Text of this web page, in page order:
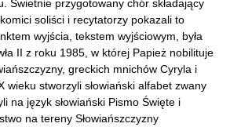
Świetnie przygotowany chór składający
soliści i recytatorzy pokazali to
wyjścia, tekstem wyjściowym, była
II z roku 1985, w której Papież nobilituje
greckich mnichów Cyryla i
wieku stworzyli słowiański alfabet zwany
na język słowiański Pismo Święte i
na tereny Słowiańszczyzny